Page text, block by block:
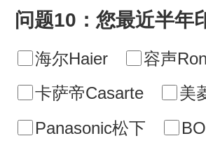
问题10：您最近半年
海尔Haier 容声
卡萨帝Casarte
美
Panasonic松下